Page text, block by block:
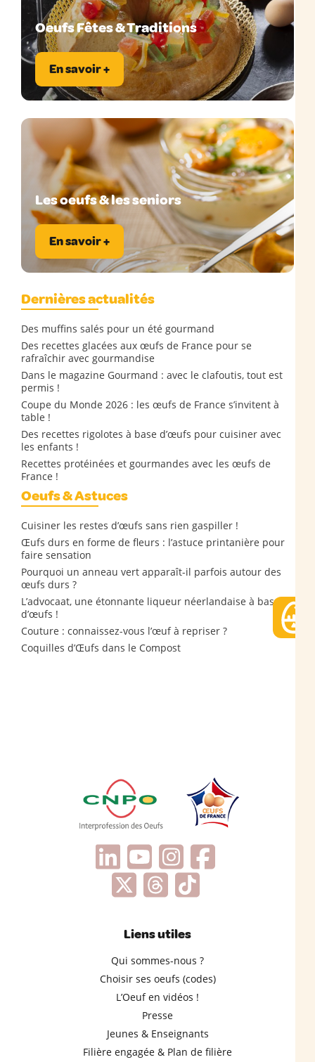
Oeufs Fêtes & Traditions
En savoir +
Les oeufs & les seniors
En savoir +
Dernières actualités
Des muffins salés pour un été gourmand
Des recettes glacées aux œufs de France pour se
rafraîchir avec gourmandise
Dans le magazine Gourmand : avec le clafoutis, tout est
permis !
Coupe du Monde 2026 : les œufs de France s’invitent à
table !
Des recettes rigolotes à base d’œufs pour cuisiner avec
les enfants !
Recettes protéinées et gourmandes avec les œufs de
France !
Oeufs & Astuces
Cuisiner les restes d’œufs sans rien gaspiller !
Œufs durs en forme de fleurs : l’astuce printanière pour
faire sensation
Pourquoi un anneau vert apparaît-il parfois autour des
œufs durs ?
L’advocaat, une étonnante liqueur néerlandaise à base
d’œufs !
Couture : connaissez-vous l’œuf à repriser ?
Coquilles d’Œufs dans le Compost
Liens utiles
Qui sommes-nous ?
Choisir ses oeufs (codes)
L’Oeuf en vidéos !
Presse
Jeunes & Enseignants
Filière engagée & Plan de filière